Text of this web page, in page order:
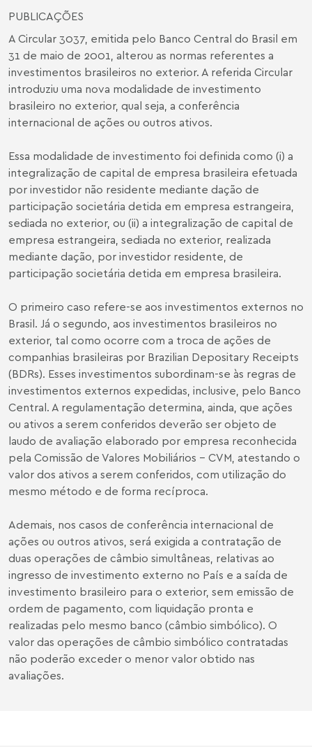
PUBLICAÇÕES
A Circular 3037, emitida pelo Banco Central do Brasil em
31 de maio de 2001, alterou as normas referentes a
investimentos brasileiros no exterior. A referida Circular
introduziu uma nova modalidade de investimento
brasileiro no exterior, qual seja, a conferência
internacional de ações ou outros ativos.
Essa modalidade de investimento foi definida como (i) a
integralização de capital de empresa brasileira efetuada
por investidor não residente mediante dação de
participação societária detida em empresa estrangeira,
sediada no exterior, ou (ii) a integralização de capital de
empresa estrangeira, sediada no exterior, realizada
mediante dação, por investidor residente, de
participação societária detida em empresa brasileira.
O primeiro caso refere-se aos investimentos externos no
Brasil. Já o segundo, aos investimentos brasileiros no
exterior, tal como ocorre com a troca de ações de
companhias brasileiras por Brazilian Depositary Receipts
(BDRs). Esses investimentos subordinam-se às regras de
investimentos externos expedidas, inclusive, pelo Banco
Central. A regulamentação determina, ainda, que ações
ou ativos a serem conferidos deverão ser objeto de
laudo de avaliação elaborado por empresa reconhecida
pela Comissão de Valores Mobiliários - CVM, atestando o
valor dos ativos a serem conferidos, com utilização do
mesmo método e de forma recíproca.
Ademais, nos casos de conferência internacional de
ações ou outros ativos, será exigida a contratação de
duas operações de câmbio simultâneas, relativas ao
ingresso de investimento externo no País e a saída de
investimento brasileiro para o exterior, sem emissão de
ordem de pagamento, com liquidação pronta e
realizadas pelo mesmo banco (câmbio simbólico). O
valor das operações de câmbio simbólico contratadas
não poderão exceder o menor valor obtido nas
avaliações.